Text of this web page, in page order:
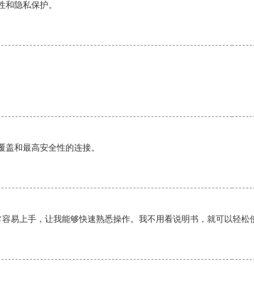
隐私保护。
和最高安全性的连接。
易上手，让我能够快速熟悉操作。我不用看说明书，就可以轻松